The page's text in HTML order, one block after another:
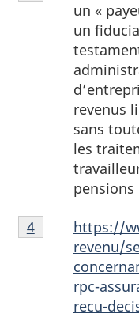
un «
un
revenus
sans
les
Notes
de
https://
revenu/
rpc-
recu-
Retour à la
4